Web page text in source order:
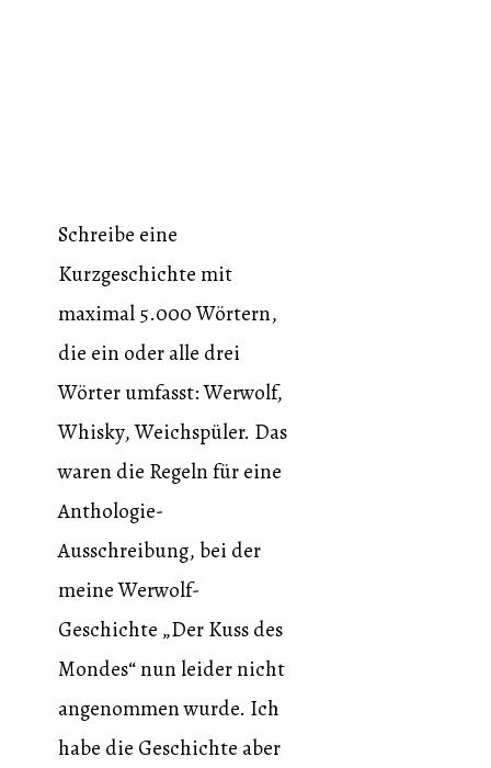
Schreibe eine
Kurzgeschichte mit
maximal 5.000 Wörtern,
die ein oder alle drei
Wörter umfasst: Werwolf,
Whisky, Weichspüler. Das
waren die Regeln für eine
Anthologie-
Ausschreibung, bei der
meine Werwolf-
Geschichte „Der Kuss des
Mondes“ nun leider nicht
angenommen wurde. Ich
habe die Geschichte aber